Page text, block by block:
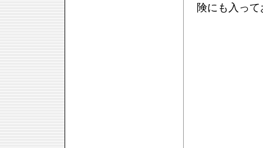
険にも入っ